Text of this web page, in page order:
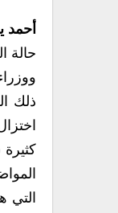
أحمد
حالة
ذلك
التي